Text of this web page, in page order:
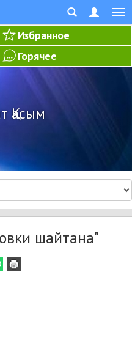
Избранное
Горячее
Қасым
шайтана"